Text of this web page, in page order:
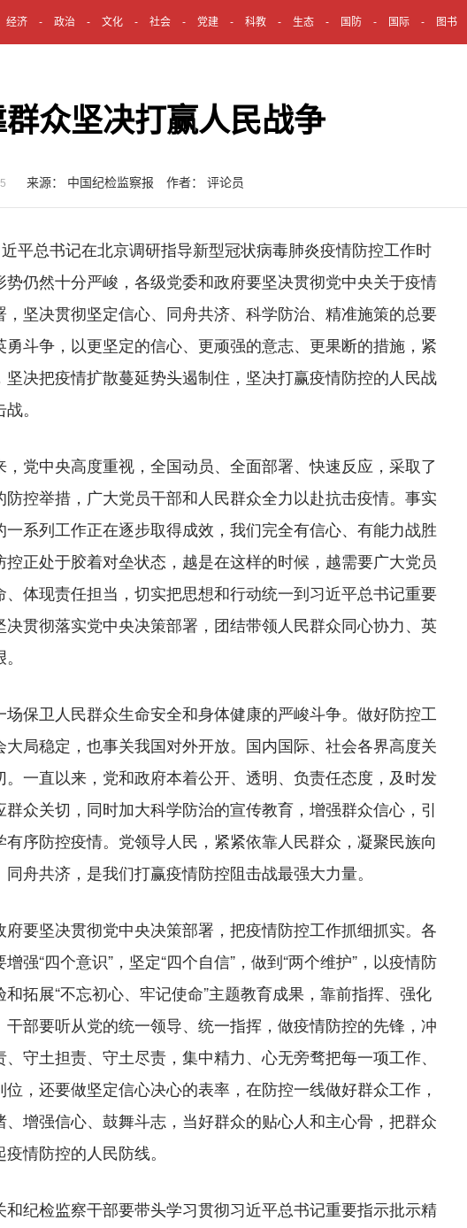
经济 政治 文化 社会 党建 科教 生态 国防 国际 图书
众坚决打赢人民战争
来源： 中国纪检监察报 作者： 评论员
总书记在北京调研指导新型冠状病毒肺炎疫情防控工作时
势仍然十分严峻，各级党委和政府要坚决贯彻党中央关于疫情
，坚决贯彻坚定信心、同舟共济、科学防治、精准施策的总要
斗争，以更坚定的信心、更顽强的意志、更果断的措施，紧
坚决把疫情扩散蔓延势头遏制住，坚决打赢疫情防控的人民战
。
中央高度重视，全国动员、全面部署、快速反应，采取了
控举措，广大党员干部和人民群众全力以赴抗击疫情。事实
系列工作正在逐步取得成效，我们完全有信心、有能力战胜
正处于胶着对垒状态，越是在这样的时候，越需要广大党员
、体现责任担当，切实把思想和行动统一到习近平总书记重要
决贯彻落实党中央决策部署，团结带领人民群众同心协力、英
卫人民群众生命安全和身体健康的严峻斗争。做好防控工
局稳定，也事关我国对外开放。国内国际、社会各界高度关
。一直以来，党和政府本着公开、透明、负责任态度，及时发
众关切，同时加大科学防治的宣传教育，增强群众信心，引
序防控疫情。党领导人民，紧紧依靠人民群众，凝聚民族向
舟共济，是我们打赢疫情防控阻击战最强大力量。
要坚决贯彻党中央决策部署，把疫情防控工作抓细抓实。各
强“四个意识”，坚定“四个自信”，做到“两个维护”，以疫情防
拓展“不忘初心、牢记使命”主题教育成果，靠前指挥、强化
部要听从党的统一领导、统一指挥，做疫情防控的先锋，冲
守土担责、守土尽责，集中精力、心无旁骛把每一项工作、
，还要做坚定信心决心的表率，在防控一线做好群众工作，
增强信心、鼓舞斗志，当好群众的贴心人和主心骨，把群众
情防控的人民防线。
纪检监察干部要带头学习贯彻习近平总书记重要指示批示精